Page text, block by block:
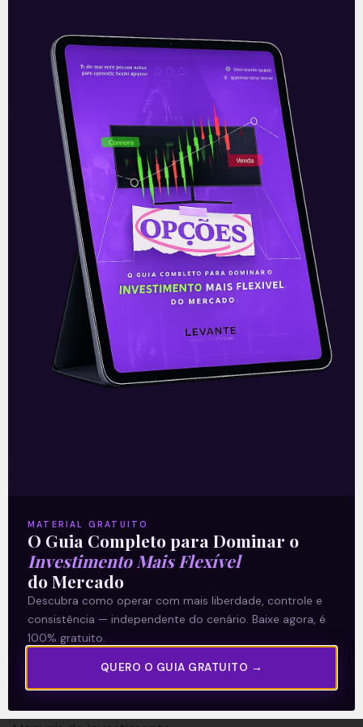
Petrobras divulga Plano
Estratégico 2022-2026
A Petrobras (PETR3/PETR4) anunciou na
noite desta quarta-feira (24) que o
Conselho de Administração da
companhia aprovou o Plano Estratégico
para 2022 a 2026. O
Leia mais
25/11/2021
Sobre nós
Termos e Condições
Política de Privacidade
Explore
Artigos
MATERIAL GRATUITO
O Guia Completo para Dominar o
Investimento Mais Flexível
do Mercado
Descubra como operar com mais liberdade, controle e
consistência — independente do cenário. Baixe agora, é
100% gratuito.
QUERO O GUIA GRATUITO →